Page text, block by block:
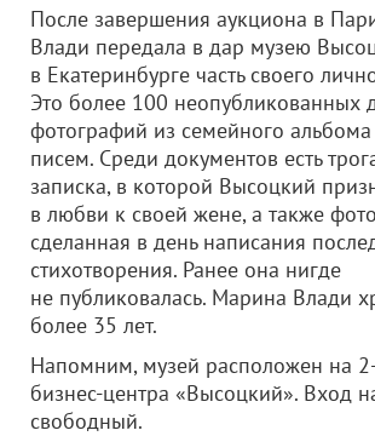
После завершения аукциона в
Влади передала в дар музею
в Екатеринбурге часть своего
Это более 100 неопубликованных
фотографий из семейного
писем. Среди документов есть
записка, в которой Высоцкий
в любви к своей жене, а также
сделанная в день написания
стихотворения. Ранее она нигде
не публиковалась. Марина Влади
более 35 лет.
Напомним, музей расположен на
бизнес-центра «Высоцкий». Вход
свободный.